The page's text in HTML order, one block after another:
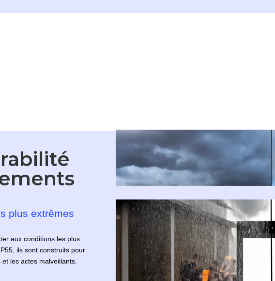
plus extrêmes
aux conditions les plus
ils sont construits pour
les actes malveillants.